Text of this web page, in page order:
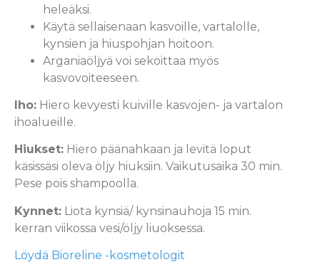
heleäksi.
Käytä sellaisenaan kasvoille, vartalolle,
kynsien ja hiuspohjan hoitoon.
Arganiaöljyä voi sekoittaa myös
kasvovoiteeseen.
Iho: Hiero kevyesti kuiville kasvojen- ja vartalon
ihoalueille.
Hiukset: Hiero päänahkaan ja levitä loput
käsissäsi oleva öljy hiuksiin. Vaikutusaika 30 min.
Pese pois shampoolla.
Kynnet: Liota kynsiä/ kynsinauhoja 15 min.
kerran viikossa vesi/öljy liuoksessa.
Löydä Bioreline -kosmetologit